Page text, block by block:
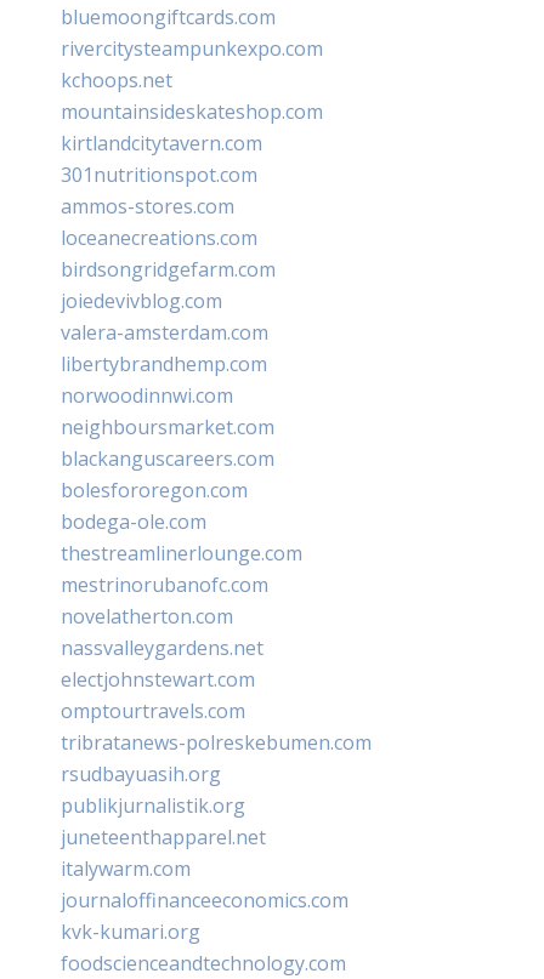
bluemoongiftcards.com
rivercitysteampunkexpo.com
kchoops.net
mountainsideskateshop.com
kirtlandcitytavern.com
301nutritionspot.com
ammos-stores.com
loceanecreations.com
birdsongridgefarm.com
joiedevivblog.com
valera-amsterdam.com
libertybrandhemp.com
norwoodinnwi.com
neighboursmarket.com
blackanguscareers.com
bolesfororegon.com
bodega-ole.com
thestreamlinerlounge.com
mestrinorubanofc.com
novelatherton.com
nassvalleygardens.net
electjohnstewart.com
omptourtravels.com
tribratanews-polreskebumen.com
rsudbayuasih.org
publikjurnalistik.org
juneteenthapparel.net
italywarm.com
journaloffinanceeconomics.com
kvk-kumari.org
foodscienceandtechnology.com